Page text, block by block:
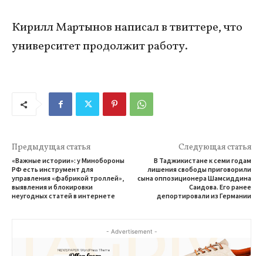
Кирилл Мартынов написал в твиттере, что
университет продолжит работу.
Предыдущая статья
«Важные истории»: у Минобороны
РФ есть инструмент для
управления «фабрикой троллей»,
выявления и блокировки
неугодных статей в интернете
Следующая статья
В Таджикистане к семи годам
лишения свободы приговорили
сына оппозиционера Шамсиддина
Саидова. Его ранее
депортировали из Германии
- Advertisement -